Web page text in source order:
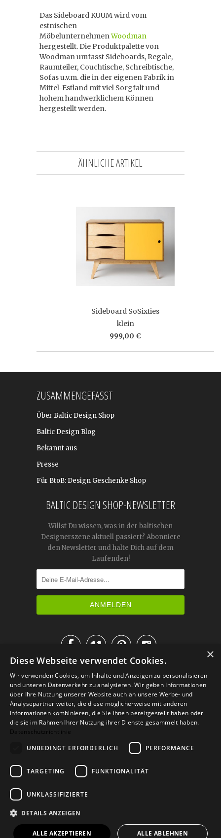
Das Sideboard KUUM wird vom
estnischen
MöbelunternehmenWoodman
hergestellt. Die Produktpalette von
Woodman umfasst Sideboards, Regale,
Raumteiler, Couchtische, Schreibtische,
Sofas u.v.m. die in der eigenen Fabrik in
Mittel-Estland mit viel Sorgfalt und
hohem handwerklichem Können
hergestellt werden.
ÄHNLICHE ARTIKEL
Sideboard SoSixties
klein
999,00 €
ZUSAMMENGEFASST
Über Baltic Design Shop
Baltic Design Blog
Bekannt aus
Presse
Für BtoB: Design Geschenke Shop
BALTIC DESIGN SHOP-NEWSLETTER
Willst Du wissen, was in der baltischen
Designerszene aktuell passiert? Abonniere
den Newsletter und halte Dich auf dem
Laufenden!

IM KATALOG BLÄTTERN
Versand Zahlarten
Retoure
Widerrufsformular
© 2026Baltic Design Shop. Baltic Design Shop
×
Diese Webseite verwendet Cookies.
Wir verwenden Cookies, um Inhalte und Anzeigen zu personalisieren
und unseren Datenverkehr zu analysieren. Wir geben Informationen
über Ihre Nutzung unserer Website auch an unsere Werbe- und
Analysepartner weiter, die diese möglicherweise mit anderen
Informationen kombinieren, die Sie ihnen bereitgestellt haben oder
die sie im Rahmen Ihrer Nutzung ihrer Dienste gesammelt haben.
Datenschutzrichtlinie
UNBEDINGT ERFORDERLICH
PERFORMANCE
TARGETING FUNKTIONALITÄT
UNKLASSIFIZIERTE
DETAILS ANZEIGEN
ALLE AKZEPTIEREN ALLE ABLEHNEN